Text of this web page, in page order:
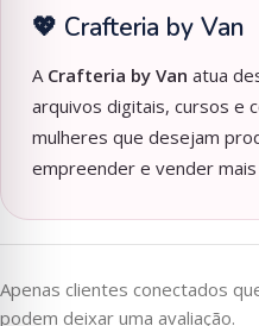
💖 Crafteria by Van
A Crafteria by Van atua
arquivos digitais, cursos e
mulheres que desejam
empreender e vender
Apenas clientes conectados
podem deixar uma avaliação.